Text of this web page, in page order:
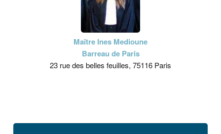
Maître Ines Medioune
Barreau de Paris
23 rue des belles feuilles, 75116 Paris